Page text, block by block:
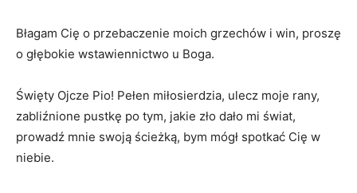
Błagam Cię o przebaczenie moich grzechów i win, proszę
o głębokie wstawiennictwo u Boga.
Święty Ojcze Pio! Pełen miłosierdzia, ulecz moje rany,
zabliźnione pustkę po tym, jakie zło dało mi świat,
prowadź mnie swoją ścieżką, bym mógł spotkać Cię w
niebie.